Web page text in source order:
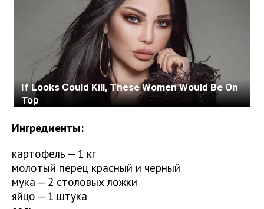
Ингредиенты:
картофель — 1 кг
молотый перец красный и черный
мука — 2 столовых ложки
яйцо — 1 штука